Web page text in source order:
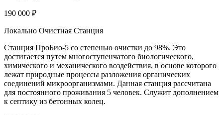
190 000 ₽
Локально Очистная Станция
Станция ПроБио-5 со степенью очистки до 98%. Это
достигается путем многоступенчатого биологического,
химического и механического воздействия, в основе которого
лежат природные процессы разложения органических
соединений микроорганизмами. Данная станция рассчитана
для постоянного проживания 5 человек. Служит дополнением
к септику из бетонных колец.